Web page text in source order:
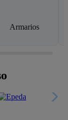
Armarios